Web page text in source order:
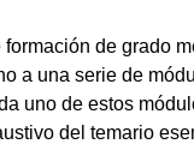
formación de grado
a una serie de
uno de estos
del temario